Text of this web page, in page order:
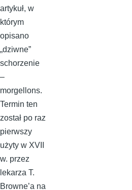
artykuł, w
którym
opisano
„dziwne”
schorzenie
–
morgellons.
Termin ten
został po raz
pierwszy
użyty w XVII
w. przez
lekarza T.
Browne’a na